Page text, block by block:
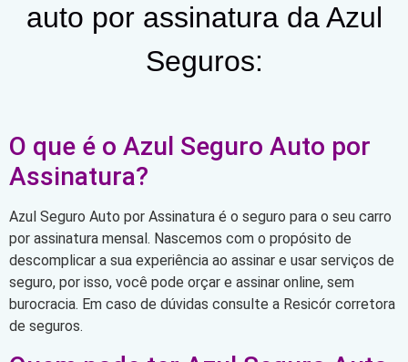
auto por assinatura da Azul
Seguros:
O que é o Azul Seguro Auto por
Assinatura?
Azul Seguro Auto por Assinatura é o seguro para o seu carro
por assinatura mensal. Nascemos com o propósito de
descomplicar a sua experiência ao assinar e usar serviços de
seguro, por isso, você pode orçar e assinar online, sem
burocracia. Em caso de dúvidas consulte a Resicór corretora
de seguros.